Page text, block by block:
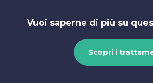
Vuoi saperne di più su
Scopri i